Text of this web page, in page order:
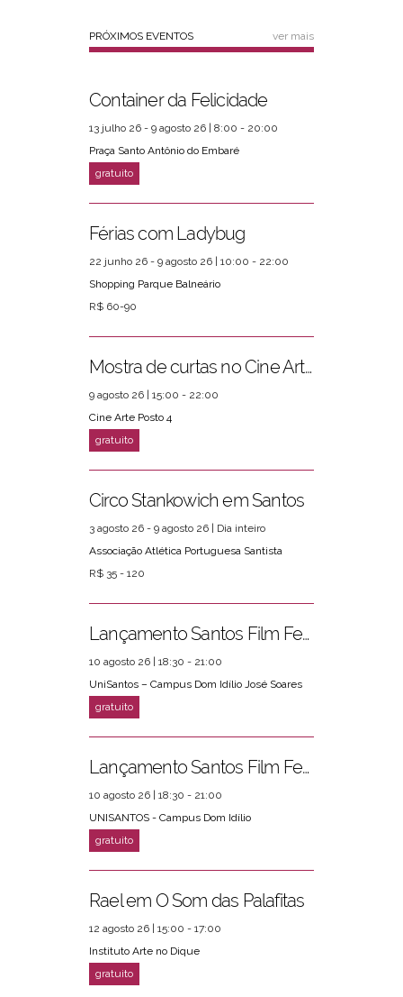
PRÓXIMOS EVENTOS ver mais
Container da Felicidade
13 julho 26 - 9 agosto 26 | 8:00 - 20:00
Praça Santo Antônio do Embaré
Férias com Ladybug
22 junho 26 - 9 agosto 26 | 10:00 - 22:00
Shopping Parque Balneário
R$ 60-90
Mostra de curtas no Cine Arte Posto 4
9 agosto 26 | 15:00 - 22:00
Cine Arte Posto 4
Circo Stankowich em Santos
3 agosto 26 - 9 agosto 26 | Dia inteiro
Associação Atlética Portuguesa Santista
R$ 35 - 120
Lançamento Santos Film Fest
10 agosto 26 | 18:30 - 21:00
UniSantos – Campus Dom Idílio José Soares
Lançamento Santos Film Fest
10 agosto 26 | 18:30 - 21:00
UNISANTOS - Campus Dom Idílio
Rael em O Som das Palafitas
12 agosto 26 | 15:00 - 17:00
Instituto Arte no Dique